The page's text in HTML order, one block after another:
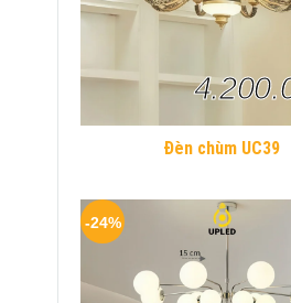
Đèn chùm UC39
-24%